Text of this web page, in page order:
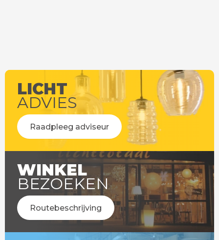
LICHT
ADVIES
Raadpleeg adviseur
WINKEL
BEZOEKEN
Routebeschrijving